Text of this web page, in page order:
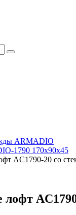
ARMADIO
1790 170х90х45
AС1790-20 со
лофт